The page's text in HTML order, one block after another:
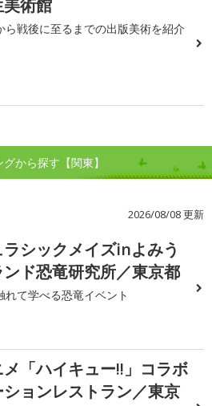
術館
ら戦後に至るまでの出版美術を紹介
から探す【関東】
2026/08/08 更新
ラシックメイズinよみう
ンド恐竜研究所／東京都
れて学べる恐竜イベント
メ「ハイキュー!!」コラボ
ションレストラン／東京